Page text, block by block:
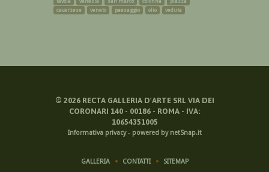
cavarzese
veneto paesaggio olio veduta
© 2026RECTA GALLERIA D'ARTE SRL VIA DEI
CORONARI 140 - 00186 - ROMA - IVA:
10654351005
Informativa privacy- powered by netSnap.it
GALLERIA CONTATTI SITEMAP